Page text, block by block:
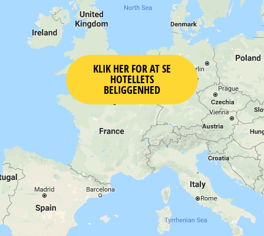
KLIK HER FOR AT SE
HOTELLETS
BELIGGENHED